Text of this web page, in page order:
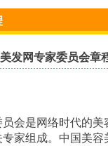
发网专家委员会章
会是网络时代的美
家组成。中国美